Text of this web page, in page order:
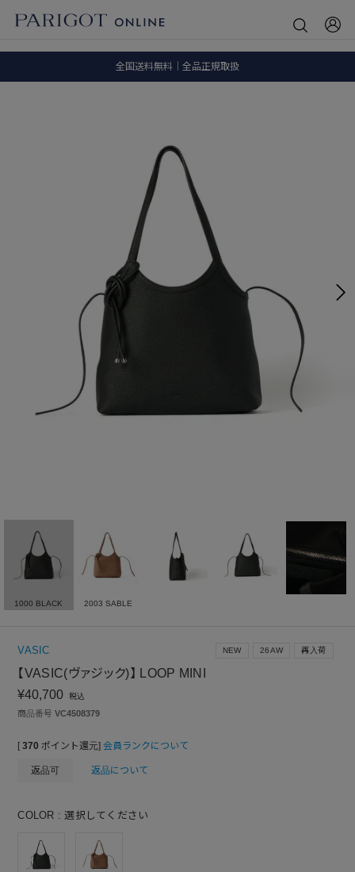
全国送料無料｜全品正規取扱
1000 BLACK 2003 SABLE
VASIC
【VASIC(ヴァジック)】 LOOP MINI
¥40,700 税込
NEW 26AW 再入荷
商品番号 VC4508379
[ 370 ポイント還元] 会員ランクについて
返品可 返品について
COLOR 選択してください